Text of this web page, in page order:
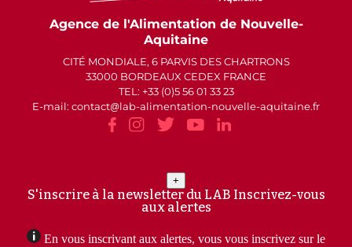
Agence de l'Alimentation de Nouvelle-
Aquitaine
CITÉ MONDIALE, 6 PARVIS DES CHARTRONS
33000 BORDEAUX CEDEX FRANCE
TEL: +33 (0)5 56 01 33 23
E-mail: contact
lab-alimentation-nouvelle-aquitaine.fr
+
S'inscrire à la newsletter du LAB Inscrivez-vous
aux alertes
En vous inscrivant aux alertes, vous vous inscrivez sur le